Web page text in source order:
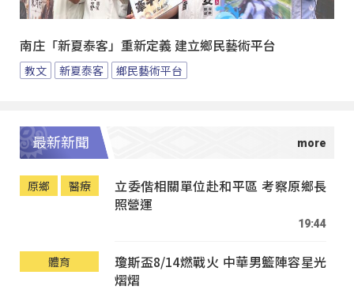
南庄「新夏泰客」重新定義 建立鄉民藝術平台
教文 新夏泰客 鄉民藝術平台
最新新聞
原鄉 醫療
立委偕相關單位赴和平區 考察原鄉長
照營運
19:44
體育
瓊斯盃8/14燃戰火 中華男籃陣容星光
熠熠